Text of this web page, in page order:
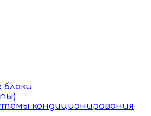
кондиционирования